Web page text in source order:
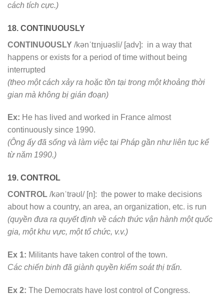
cách tích cực.)
18. CONTINUOUSLY
CONTINUOUSLY /kənˈtɪnjuəsli/ [adv]: in a way that
happens or exists for a period of time without being
interrupted
(theo một cách xảy ra hoặc tồn tại trong một khoảng thời
gian mà không bị gián đoạn)
Ex: He has lived and worked in France almost
continuously since 1990.
(Ông ấy đã sống và làm việc tại Pháp gần như liên tục kể
từ năm 1990.)
19. CONTROL
CONTROL /kənˈtrəʊl/ [n]: the power to make decisions
about how a country, an area, an organization, etc. is run
(quyền đưa ra quyết định về cách thức vận hành một quốc
gia, một khu vực, một tổ chức, v.v.)
Ex 1: Militants have taken control of the town.
Các chiến binh đã giành quyền kiểm soát thị trấn.
Ex 2: The Democrats have lost control of Congress.